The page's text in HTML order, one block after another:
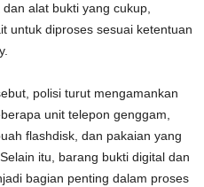
alat bukti yang cukup,
untuk diproses sesuai ketentuan
polisi turut mengamankan
unit telepon genggam,
flashdisk, dan pakaian yang
itu, barang bukti digital dan
bagian penting dalam proses